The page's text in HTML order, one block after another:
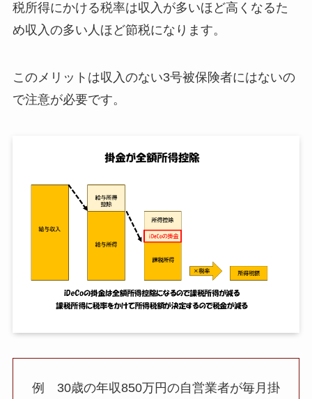
税所得にかける税率は収入が多いほど高くなるた
め収入の多い人ほど節税になります。
このメリットは収入のない3号被保険者にはないの
で注意が必要です。
例 30歳の年収850万円の自営業者が毎月掛